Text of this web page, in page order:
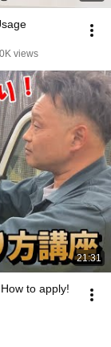
views
21:31
to apply!